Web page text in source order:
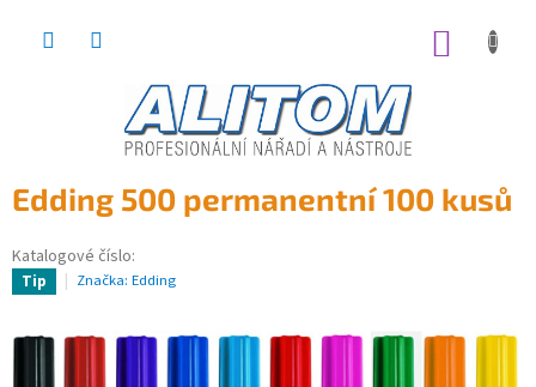
Edding 500 permanentní 100 kusů
Katalogové číslo:
Tip Značka: Edding